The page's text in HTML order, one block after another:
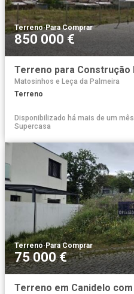
Terreno·Para Comprar
850 000 €
Matosinhos e Leça da Palmeira
Terreno
Disponibilizado há mais de um mês
Supercasa
Terreno·Para Comprar
75 000 €